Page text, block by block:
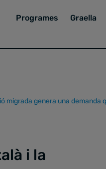
Programes Graella
migrada genera una demanda
i la